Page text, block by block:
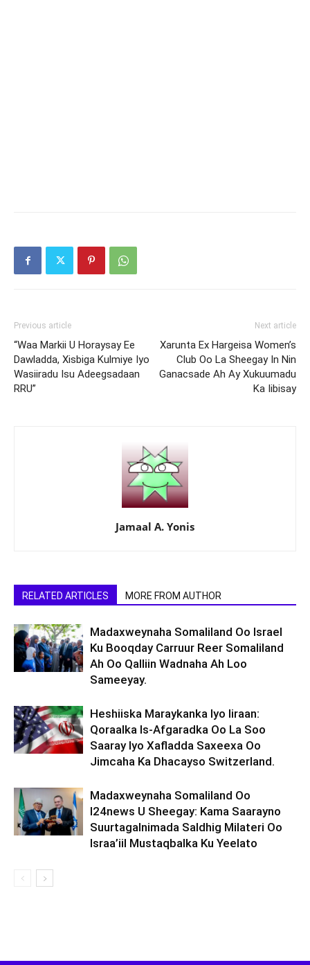
Previous article
“Waa Markii U Horaysay Ee
Dawladda, Xisbiga Kulmiye Iyo
Wasiiradu Isu Adeegsadaan
RRU”
Next article
Xarunta Ex Hargeisa Women’s
Club Oo La Sheegay In Nin
Ganacsade Ah Ay Xukuumadu
Ka Iibisay
Jamaal A. Yonis
RELATED ARTICLES MORE FROM AUTHOR
Madaxweynaha Somaliland Oo Israel
Ku Booqday Carruur Reer Somaliland
Ah Oo Qalliin Wadnaha Ah Loo
Sameeyay.
Heshiiska Maraykanka Iyo Iiraan:
Qoraalka Is-Afgaradka Oo La Soo
Saaray Iyo Xafladda Saxeexa Oo
Jimcaha Ka Dhacayso Switzerland.
Madaxweynaha Somaliland Oo
I24news U Sheegay: Kama Saarayno
Suurtagalnimada Saldhig Milateri Oo
Israa’iil Mustaqbalka Ku Yeelato